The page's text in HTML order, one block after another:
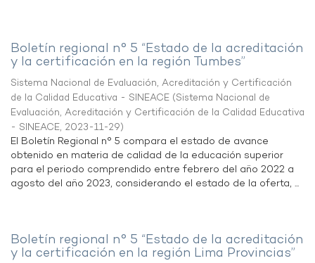
Boletín regional n° 5 “Estado de la acreditación
y la certificación en la región Tumbes”
Sistema Nacional de Evaluación, Acreditación y Certificación
de la Calidad Educativa - SINEACE (Sistema Nacional de
Evaluación, Acreditación y Certificación de la Calidad Educativa
- SINEACE, 2023-11-29)
El Boletín Regional n° 5 compara el estado de avance
obtenido en materia de calidad de la educación superior
para el periodo comprendido entre febrero del año 2022 a
agosto del año 2023, considerando el estado de la oferta, ...
Boletín regional n° 5 “Estado de la acreditación
y la certificación en la región Lima Provincias”